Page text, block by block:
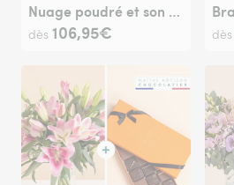
Nuage poudré et son champagne
dès 106,95€ dès